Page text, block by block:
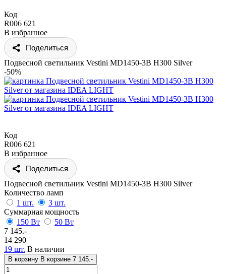
Код
R006 621
В избранное
Поделиться
Подвесной светильник Vestini MD1450-3B H300 Silver
-50%
Код
R006 621
В избранное
Поделиться
Подвесной светильник Vestini MD1450-3B H300 Silver
Количество ламп
1 шт.
3 шт.
Суммарная мощность
150 Вт
50 Вт
7 145.-
14 290
19 шт. В наличии
В корзину В корзине 7 145.-